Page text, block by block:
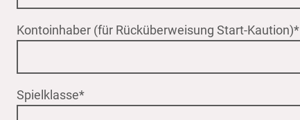
Kontoinhaber (für Rücküberweisung Start-Kaution)*
Spielklasse*